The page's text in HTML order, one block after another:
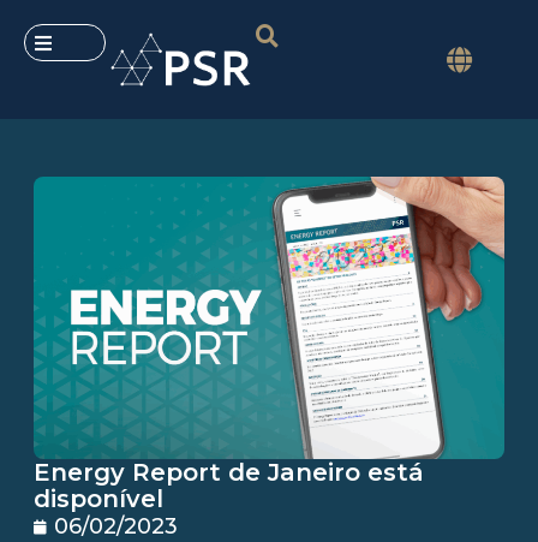
Energy Report de Janeiro está
disponível
06/02/2023